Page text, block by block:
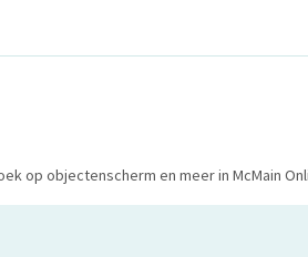
op objectenscherm en meer in McMain